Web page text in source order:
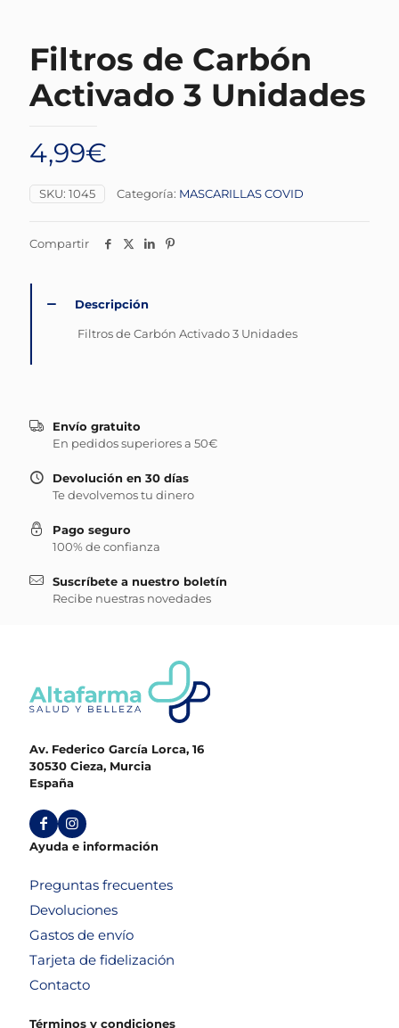
Filtros de Carbón
Activado 3 Unidades
4,99€
SKU: 1045 Categoría: MASCARILLAS COVID
Compartir
Descripción
Filtros de Carbón Activado 3 Unidades
Envío gratuito
En pedidos superiores a 50€
Devolución en 30 días
Te devolvemos tu dinero
Pago seguro
100% de confianza
Suscríbete a nuestro boletín
Recibe nuestras novedades
Av. Federico García Lorca, 16
30530 Cieza, Murcia
España
Ayuda e información
Preguntas frecuentes
Devoluciones
Gastos de envío
Tarjeta de fidelización
Contacto
Términos y condiciones